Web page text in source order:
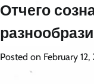
Отчего
Posted on February